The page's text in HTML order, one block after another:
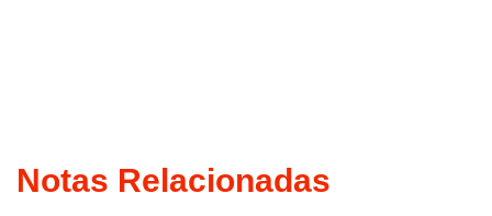
Notas Relacionadas